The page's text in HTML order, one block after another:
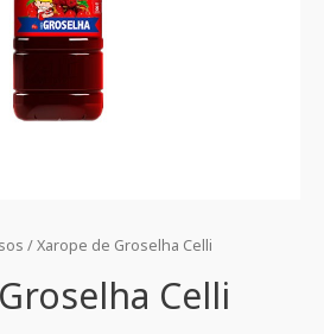
/ Xarope de Groselha Celli
Celli